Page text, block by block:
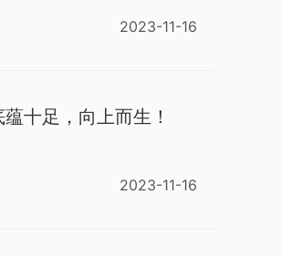
2023-11-16
十足，向上而生！
2023-11-16